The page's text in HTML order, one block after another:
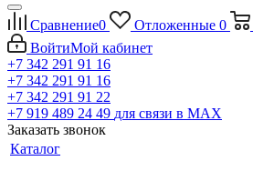
Сравнение0 Отложенные 0
ВойтиМой кабинет
+7 342 291 91 16
+7 342 291 91 16
+7 342 291 91 22
+7 919 489 24 49 для связи в МАХ
Заказать звонок
Каталог